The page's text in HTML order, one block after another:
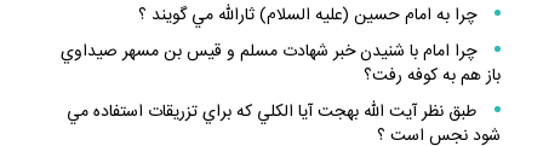
چرا به امام حسين (عليه السلام) ثارالله مي گويند ؟
چرا امام با شنيدن خبر شهادت مسلم و قيس بن مسهر صيداوي
باز هم به كوفه رفت؟
طبق نظر آيت الله بهجت آيا الكلي كه براي تزريقات استفاده مي
شود نجس است ؟